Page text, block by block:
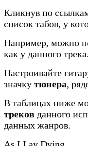
Кликнув по
список табов, у
Например, можно
как у данного трека.
Настроивайте
значку тюнера,
В таблицах ниже
треков данного
данных жанров.